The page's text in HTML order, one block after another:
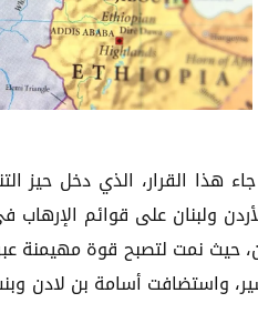
ولبنان على قوائم الإرهاب
حيث نمت لتصبح قوة مهيمنة
الترابي وعمر البشير، واستضافت أسامة